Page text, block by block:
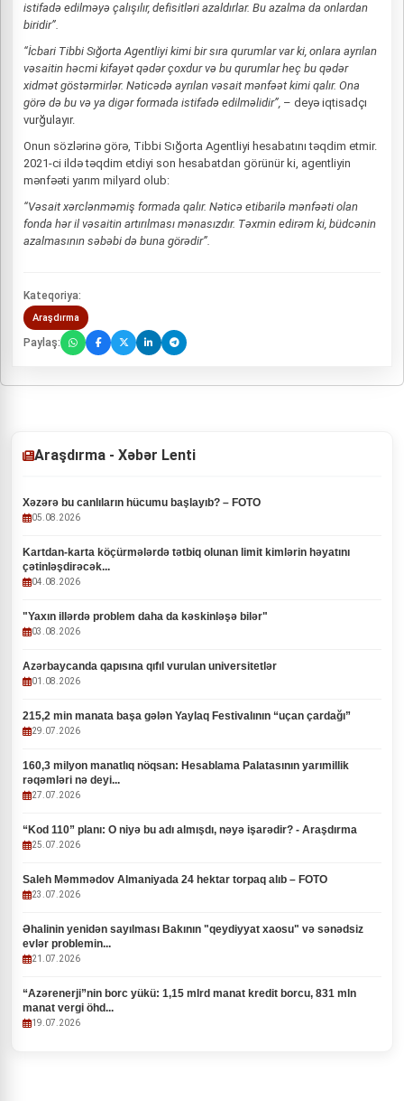
istifadə edilməyə çalışılır, defisitləri azaldırlar. Bu azalma da onlardan
biridir”.
“İcbari Tibbi Sığorta Agentliyi kimi bir sıra qurumlar var ki, onlara ayrılan
vəsaitin həcmi kifayət qədər çoxdur və bu qurumlar heç bu qədər
xidmət göstərmirlər. Nəticədə ayrılan vəsait mənfəət kimi qalır. Ona
görə də bu və ya digər formada istifadə edilməlidir”, – deyə iqtisadçı
vurğulayır.
Onun sözlərinə görə, Tibbi Sığorta Agentliyi hesabatını təqdim etmir.
2021-ci ildə təqdim etdiyi son hesabatdan görünür ki, agentliyin
mənfəəti yarım milyard olub:
“Vəsait xərclənməmiş formada qalır. Nəticə etibarilə mənfəəti olan
fonda hər il vəsaitin artırılması mənasızdır. Təxmin edirəm ki, büdcənin
azalmasının səbəbi də buna görədir”.
Kateqoriya:
Araşdırma
Paylaş:
Araşdırma - Xəbər Lenti
Xəzərə bu canlıların hücumu başlayıb? – FOTO
05.08.2026
Kartdan-karta köçürmələrdə tətbiq olunan limit kimlərin həyatını
çətinləşdirəcək...
04.08.2026
"Yaxın illərdə problem daha da kəskinləşə bilər"
03.08.2026
Azərbaycanda qapısına qıfıl vurulan universitetlər
01.08.2026
215,2 min manata başa gələn Yaylaq Festivalının “uçan çardağı”
29.07.2026
160,3 milyon manatlıq nöqsan: Hesablama Palatasının yarımillik
rəqəmləri nə deyi...
27.07.2026
“Kod 110” planı: O niyə bu adı almışdı, nəyə işarədir? - Araşdırma
25.07.2026
Saleh Məmmədov Almaniyada 24 hektar torpaq alıb – FOTO
23.07.2026
Əhalinin yenidən sayılması Bakının "qeydiyyat xaosu" və sənədsiz
evlər problemin...
21.07.2026
“Azərenerji”nin borc yükü: 1,15 mlrd manat kredit borcu, 831 mln
manat vergi öhd...
19.07.2026